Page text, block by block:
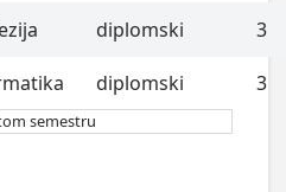
diplomski 3
diplomski 3
semestru